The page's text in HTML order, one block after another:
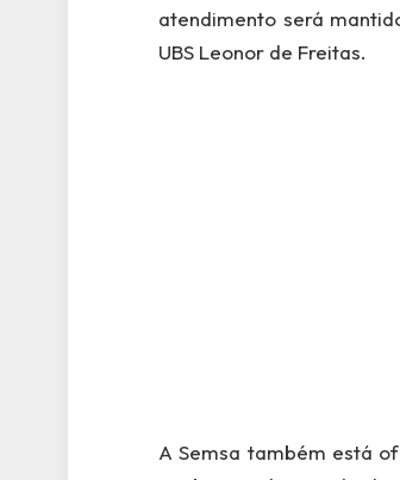
atendimento será
UBS Leonor de Freitas.
A Semsa também está